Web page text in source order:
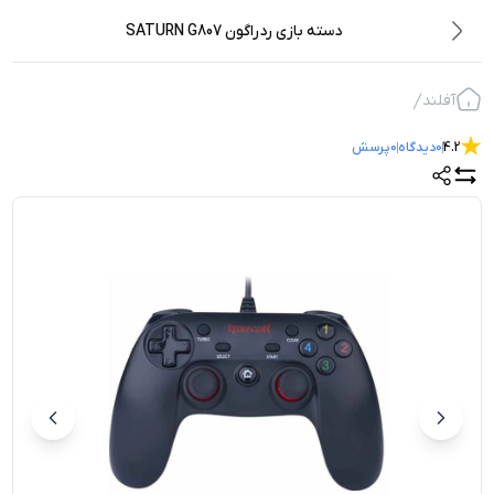
دسته بازی ردراگون SATURN G807
آفلند
4.2
0دیدگاه0پرسش